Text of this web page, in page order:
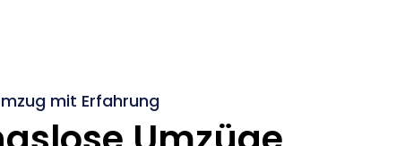
mit Erfahrung